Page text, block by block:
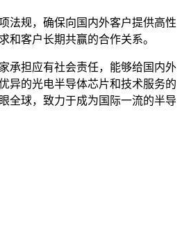
法规，确保向国内外客户提供高性
和客户长期共赢的合作关系。
承担应有社会责任，能够给国内外
异的光电半导体芯片和技术服务的
全球，致力于成为国际一流的半导